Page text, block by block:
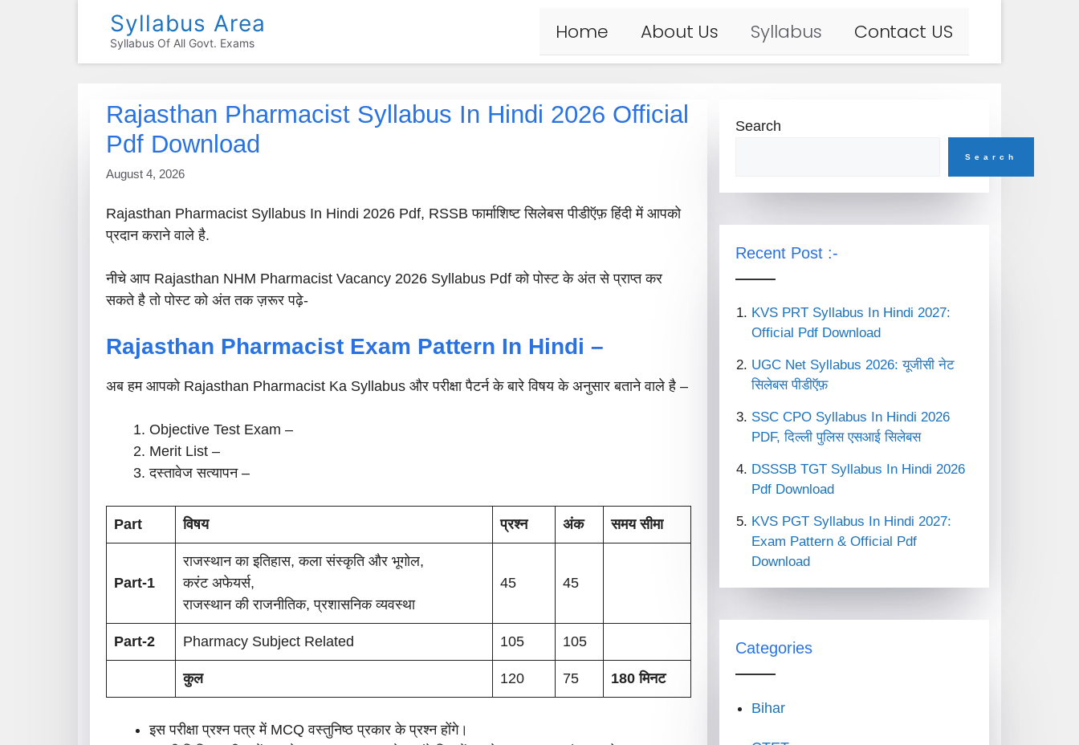
Syllabus Area
Syllabus Of All Govt. Exams Home About Us Syllabus Contact US
Rajasthan Pharmacist Syllabus In Hindi 2026 Official
Pdf Download
August 4, 2026
Rajasthan Pharmacist Syllabus In Hindi 2026 Pdf, RSSB फार्माशिष्ट सिलेबस पीडीऍफ़ हिंदी में आपको
प्रदान कराने वाले है.
नीचे आप Rajasthan NHM Pharmacist Vacancy 2026 Syllabus Pdf को पोस्ट के अंत से प्राप्त कर
सकते है तो पोस्ट को अंत तक ज़रूर पढ़े-
Rajasthan Pharmacist Exam Pattern In Hindi –
अब हम आपको Rajasthan Pharmacist Ka Syllabus और परीक्षा पैटर्न के बारे विषय के अनुसार बताने वाले है –
Objective Test Exam –
Merit List –
दस्तावेज सत्यापन –
Part विषय प्रश्न अंक समय सीमा
Part-1
राजस्थान का इतिहास, कला संस्कृति और भूगोल,
करंट अफेयर्स,
राजस्थान की राजनीतिक, प्रशासनिक व्यवस्था
45 45
Part-2 Pharmacy Subject Related 105 105
कुल 120 75 180 मिनट
इस परीक्षा प्रश्न पत्र में MCQ वस्तुनिष्ठ प्रकार के प्रश्न होंगे।
Search
Search
Recent Post :-
KVS PRT Syllabus In Hindi 2027:
Official Pdf Download
UGC Net Syllabus 2026: यूजीसी नेट
सिलेबस पीडीऍफ़
SSC CPO Syllabus In Hindi 2026
PDF, दिल्ली पुलिस एसआई सिलेबस
DSSSB TGT Syllabus In Hindi 2026
Pdf Download
KVS PGT Syllabus In Hindi 2027:
Exam Pattern & Official Pdf
Download
Categories
Bihar